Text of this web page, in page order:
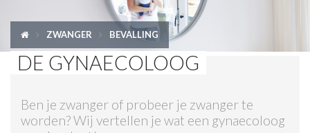
SHOPS
ZWANGER BEVALLING
DE GYNAECOLOOG
Ben je zwanger of probeer je zwanger te
worden? Wij vertellen je wat een gynaecoloog